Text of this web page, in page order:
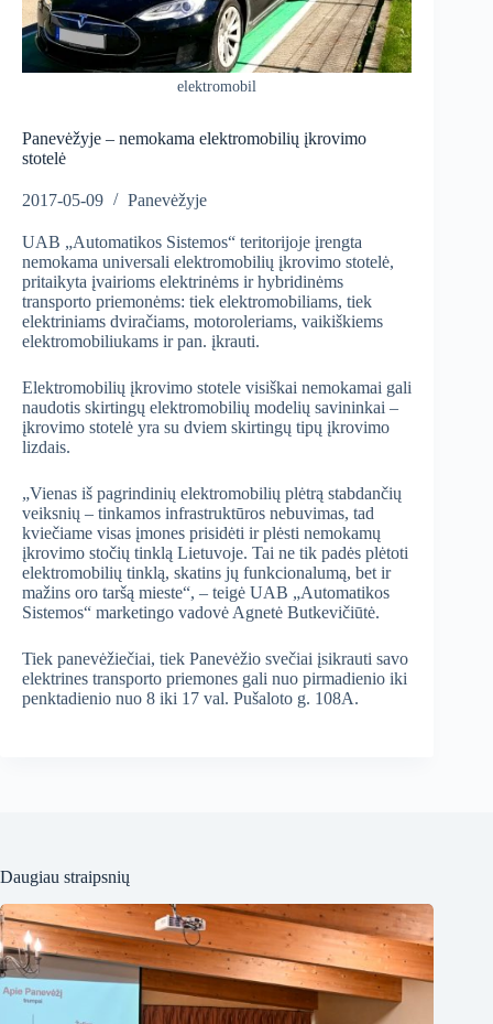
elektromobil
Panevėžyje – nemokama elektromobilių įkrovimo
stotelė
2017-05-09 Panevėžyje
UAB „Automatikos Sistemos“ teritorijoje įrengta
nemokama universali elektromobilių įkrovimo stotelė,
pritaikyta įvairioms elektrinėms ir hybridinėms
transporto priemonėms: tiek elektromobiliams, tiek
elektriniams dviračiams, motoroleriams, vaikiškiems
elektromobiliukams ir pan. įkrauti.
Elektromobilių įkrovimo stotele visiškai nemokamai gali
naudotis skirtingų elektromobilių modelių savininkai –
įkrovimo stotelė yra su dviem skirtingų tipų įkrovimo
lizdais.
„Vienas iš pagrindinių elektromobilių plėtrą stabdančių
veiksnių – tinkamos infrastruktūros nebuvimas, tad
kviečiame visas įmones prisidėti ir plėsti nemokamų
įkrovimo stočių tinklą Lietuvoje. Tai ne tik padės plėtoti
elektromobilių tinklą, skatins jų funkcionalumą, bet ir
mažins oro taršą mieste“, – teigė UAB „Automatikos
Sistemos“ marketingo vadovė Agnetė Butkevičiūtė.
Tiek panevėžiečiai, tiek Panevėžio svečiai įsikrauti savo
elektrines transporto priemones gali nuo pirmadienio iki
penktadienio nuo 8 iki 17 val. Pušaloto g. 108A.
Daugiau straipsnių